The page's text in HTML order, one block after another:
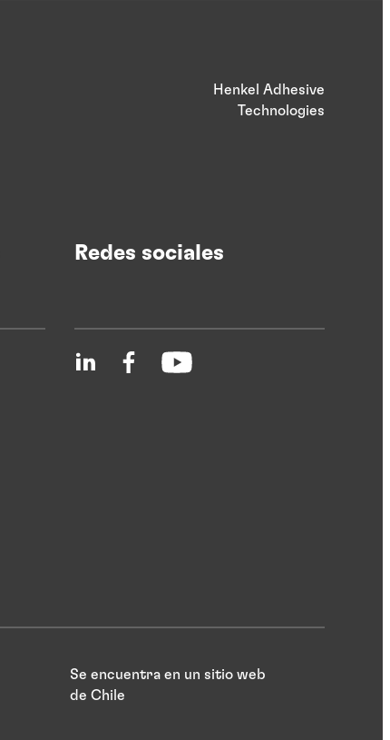
Henkel Adhesive
Technologies
Redes sociales
Se encuentra en un sitio web
de Chile